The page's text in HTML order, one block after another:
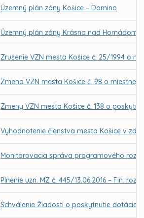
Územný plán zóny Košice – Domino
Územný plán zóny Krásna nad Hornádom
Zrušenie VZN mesta Košice č. 25/1994 o
Zmena VZN mesta Košice č. 98 o
Zmeny VZN mesta Košice č. 138 o
Vyhodnotenie členstva mesta Košice v
Monitorovacia správa programového
Plnenie uzn. MZ č. 445/13.06.2016 – Fin.
Schválenie Žiadosti o poskytnutie dotácie